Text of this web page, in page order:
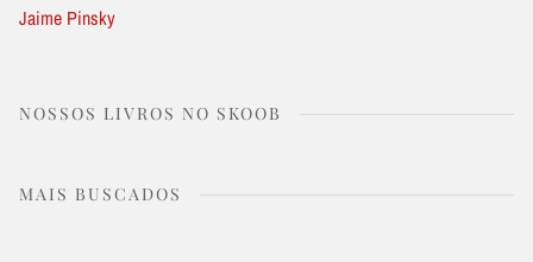
Jaime Pinsky
NOSSOS LIVROS NO SKOOB
MAIS BUSCADOS